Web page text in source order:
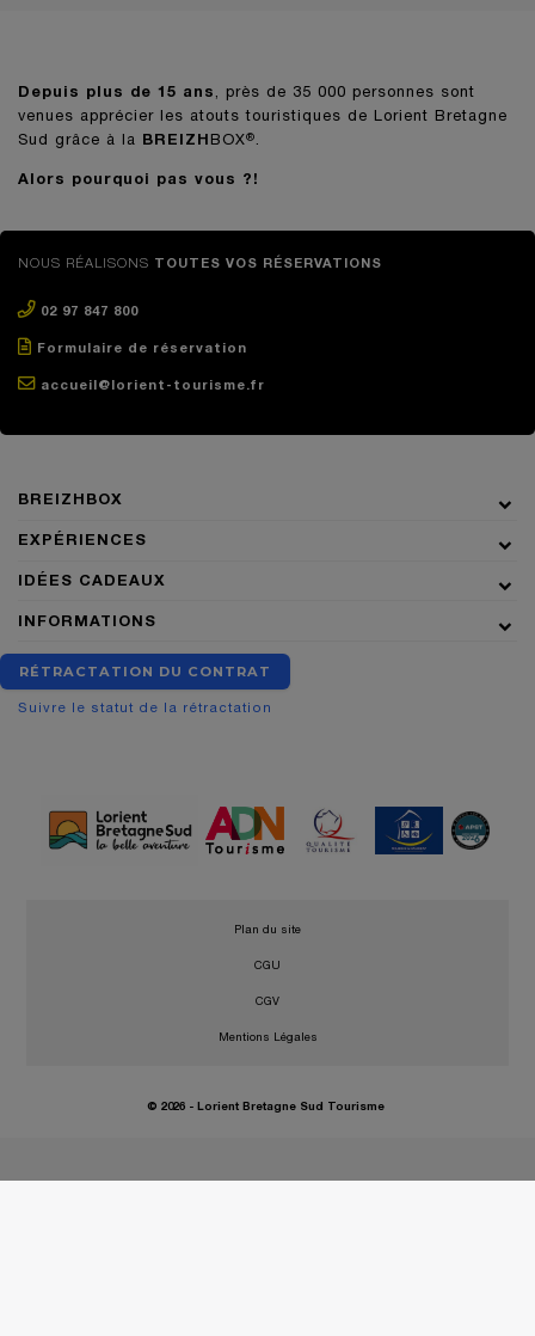
Depuis plus de 15 ans , près de 35 000 personnes sont
venues apprécier les atouts touristiques de Lorient Bretagne
Sud grâce à la BREIZH BOX®.
Alors pourquoi pas vous ?!
NOUS RÉALISONS TOUTES VOS RÉSERVATIONS
02 97 847 800
Formulaire de réservation
accueil@lorient-tourisme.fr
BREIZHBOX
EXPÉRIENCES
IDÉES CADEAUX
INFORMATIONS
RÉTRACTATION DU CONTRAT
Suivre le statut de la rétractation
© 2026 - Lorient Bretagne Sud Tourisme
Plan du site
CGU
CGV
Mentions Légales